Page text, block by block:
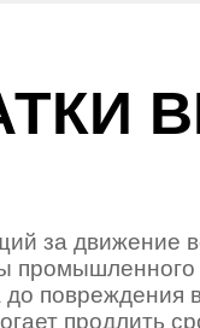
за движение
повреждения
продлить